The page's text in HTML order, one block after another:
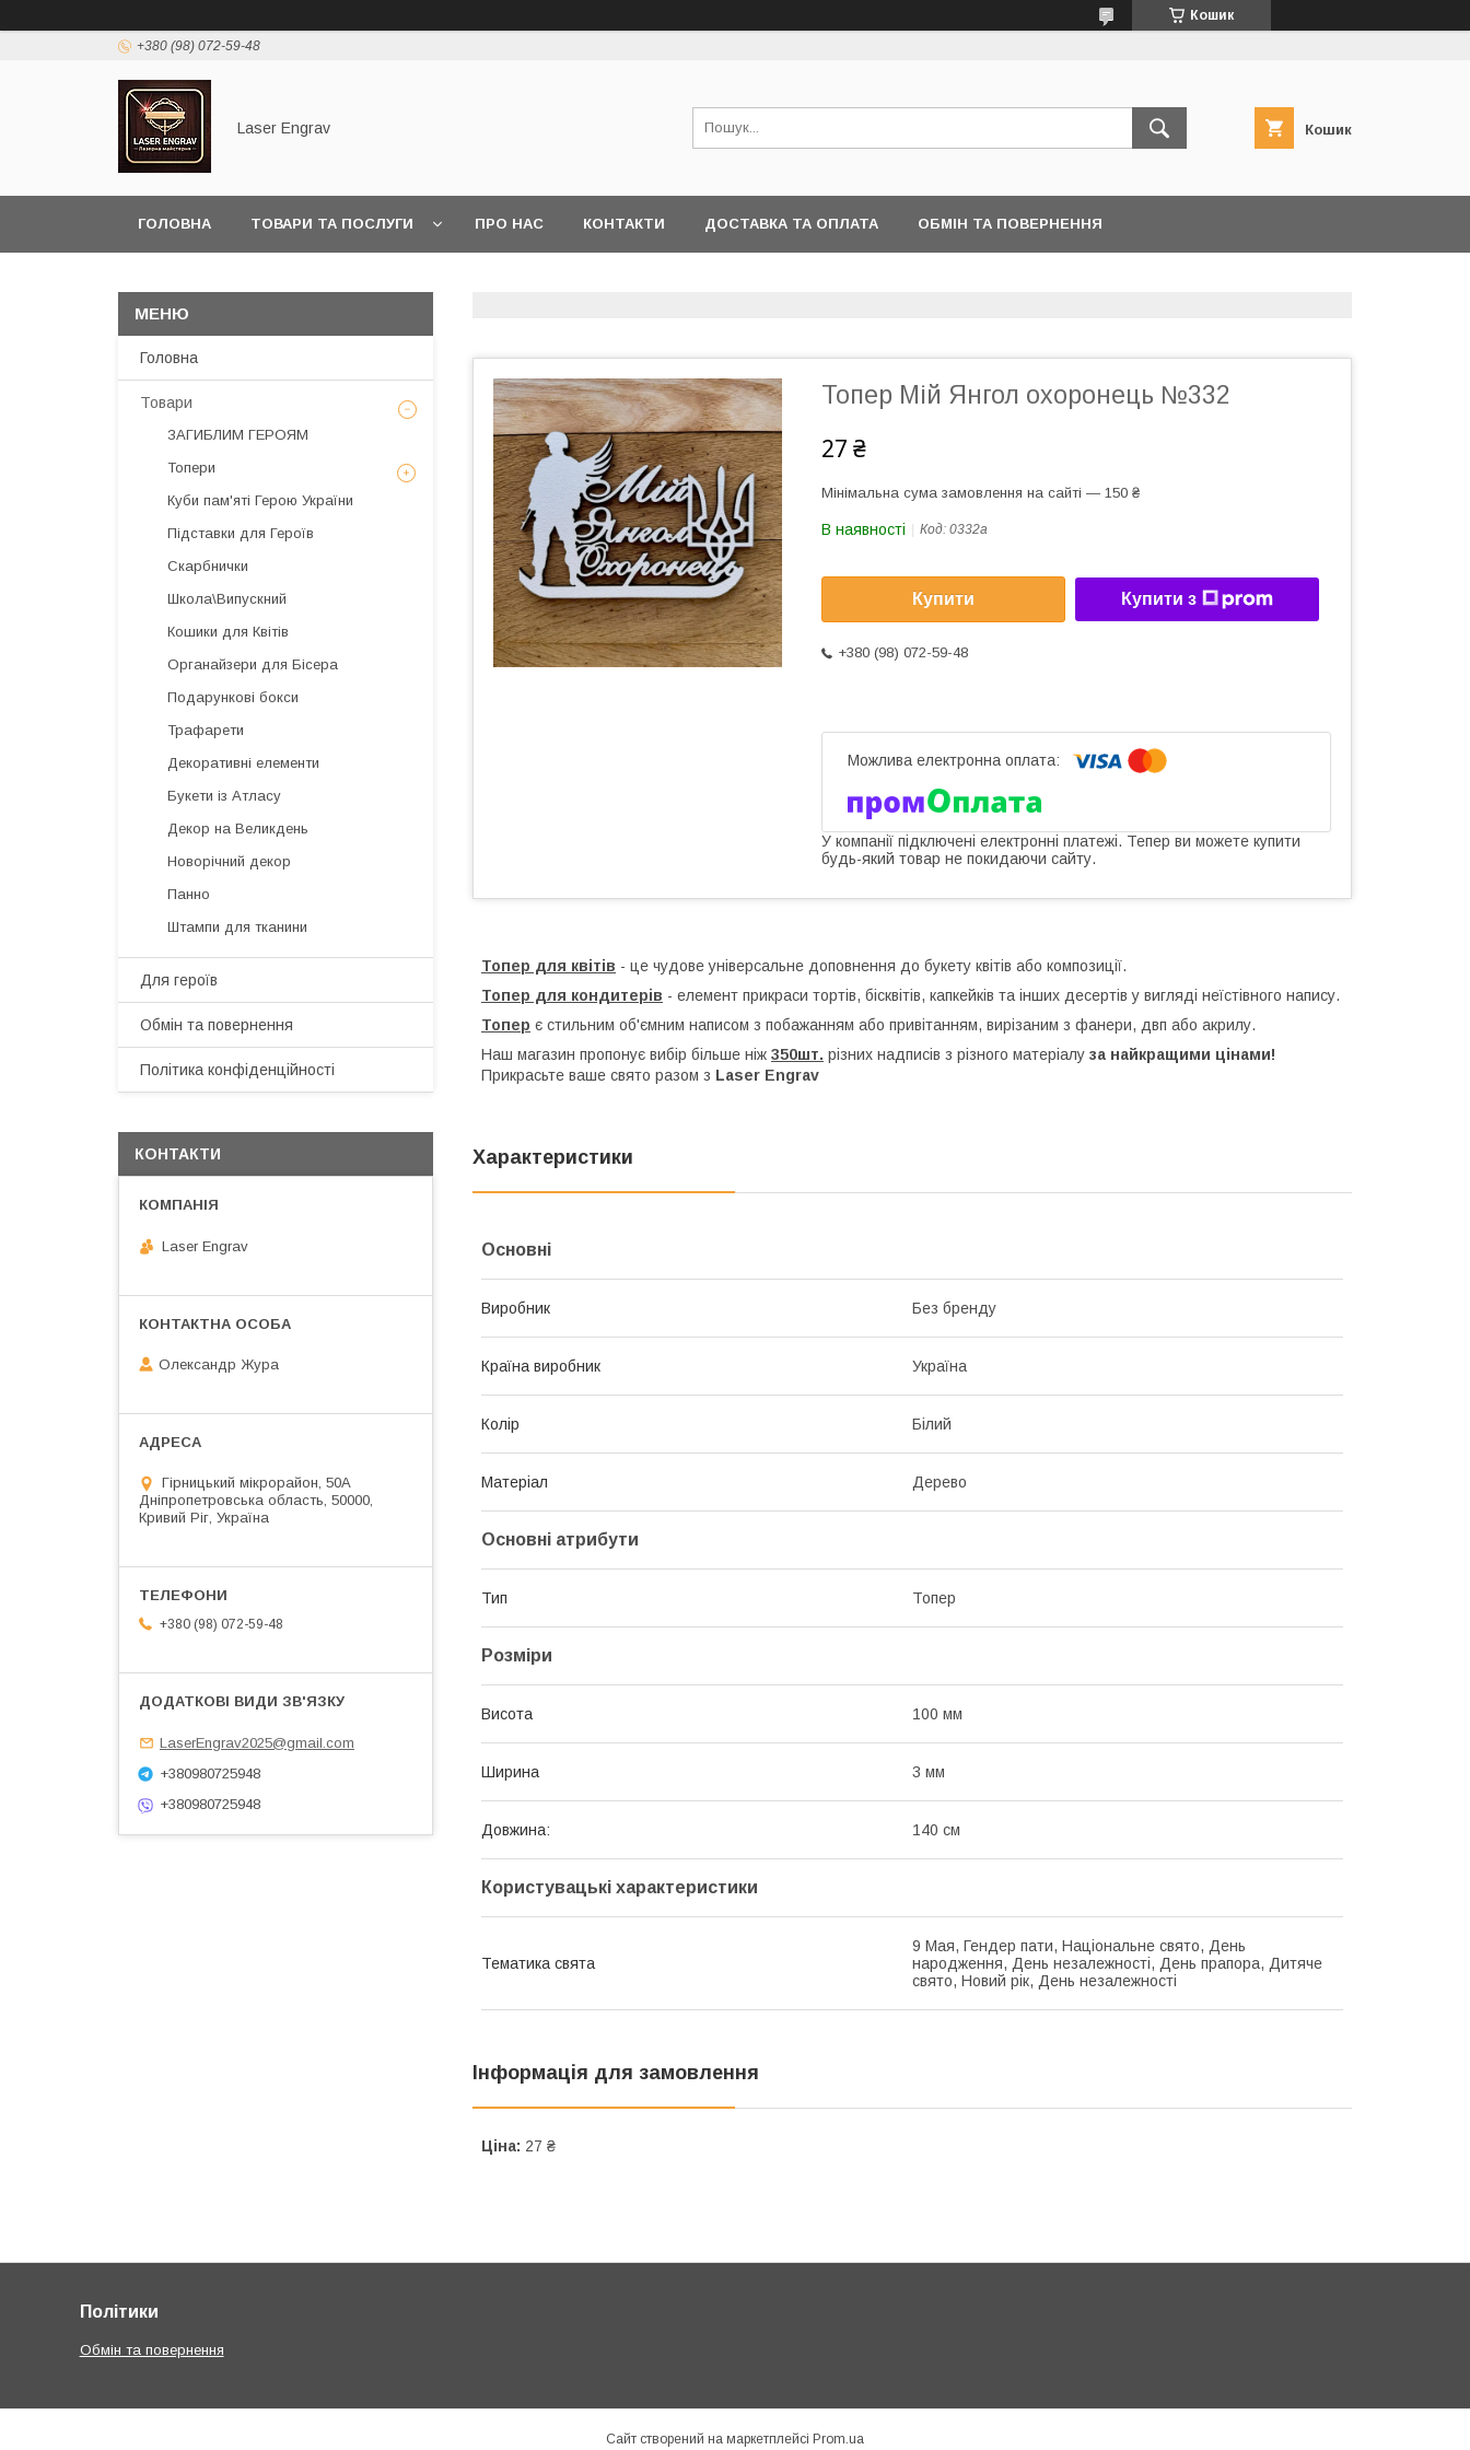
Кошик
+380 (98) 072-59-48
Laser Engrav Кошик
ГОЛОВНА ТОВАРИ ТА ПОСЛУГИ ПРО НАС КОНТАКТИ ДОСТАВКА ТА ОПЛАТА ОБМІН ТА ПОВЕРНЕННЯ
Топер Мій Янгол охоронець №332
27 ₴
Мінімальна сума замовлення на сайті — 150 ₴
В наявності Код: 0332a
Купити Купити з
+380 (98) 072-59-48
У компанії підключені електронні платежі. Тепер ви можете купити
будь-який товар не покидаючи сайту.
Топер для квітів - це чудове універсальне доповнення до букету квітів або композиції.
Топер для кондитерів - елемент прикраси тортів, бісквітів, капкейків та інших десертів у вигляді неїстівного напису.
Топер є стильним об'ємним написом з побажанням або привітанням, вирізаним з фанери, двп або акрилу.
Наш магазин пропонує вибір більше ніж 350шт. різних надписів з різного матеріалу за найкращими цінами!
Прикрасьте ваше свято разом з Laser Engrav
Характеристики
Основні
Виробник Без бренду
Країна виробник Україна
Колір Білий
Матеріал Дерево
Основні атрибути
Тип Топер
Розміри
Висота 100 мм
Ширина 3 мм
Довжина: 140 см
Користувацькі характеристики
Тематика свята
9 Мая, Гендер пати, Національне свято, День
народження, День незалежності, День прапора, Дитяче
свято, Новий рік, День незалежності
Інформація для замовлення
Ціна: 27 ₴
Головна
Товари
ЗАГИБЛИМ ГЕРОЯМ
Топери
Куби пам'яті Герою України
Підставки для Героїв
Скарбнички
Школа\Випускний
Кошики для Квітів
Органайзери для Бісера
Подарункові бокси
Трафарети
Декоративні елементи
Букети із Атласу
Декор на Великдень
Новорічний декор
Панно
Штампи для тканини
Для героїв
Обмін та повернення
Політика конфіденційності
КОНТАКТИ
Laser Engrav
Олександр Жура
Гірницький мікрорайон, 50А
Дніпропетровська область, 50000,
Кривий Ріг, Україна
+380 (98) 072-59-48
LaserEngrav2025@gmail.com
+380980725948
+380980725948
Політики
Обмін та повернення
Сайт створений на маркетплейсі Prom.ua